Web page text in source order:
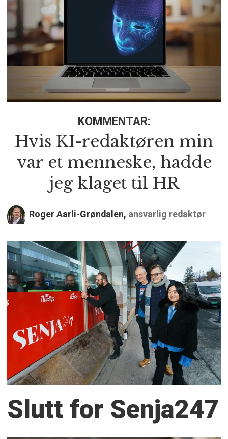
KOMMENTAR:
Hvis KI-redaktøren min
var et menneske, hadde
jeg klaget til HR
Roger Aarli-Grøndalen, ansvarlig redaktør
Slutt for Senja247